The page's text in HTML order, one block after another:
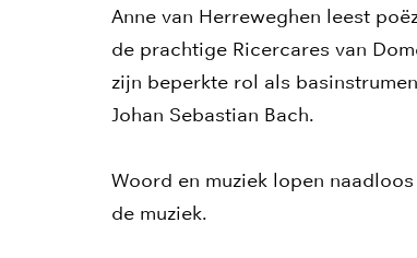
Anne van Herreweghen leest
de prachtige Ricercares van
zijn beperkte rol als
Johan Sebastian Bach.
Woord en muziek lopen
de muziek.